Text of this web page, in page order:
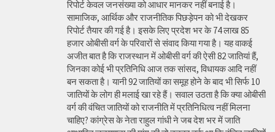
रिपोर्ट केवल जनसंख्या को आधार मानकर नहीं बनाई है।
सामाजिक, आर्थिक और राजनीतिक पिछड़ेपन को भी देखकर
रिपोर्ट तैयार की गई है। इसके लिए प्रदेश भर के 74 लाख 85
हजार ओबीसी वर्ग के परिवारों से संवाद किया गया है। यह वाकई
अजीत बात है कि राजस्थान में ओबीसी वर्ग की ऐसी 82 जातियां हैं,
जिनका कोई भी प्रतिनिधि आज तक सांसद, विधायक आदि नहीं
बन सकता है। यानी 92 जातियों का समूह होने के बाद भी सिर्फ 10
जातियों के लोग ही मलाई खा रहे हैं। सवाल उठता है कि क्या ओबीसी
वर्ग की वंचित जातियों को राजनीति में प्रतिनिधित्व नहीं मिलना
चाहिए? कांग्रेस के नेता राहुल गांधी ने जब देश भर में जाति